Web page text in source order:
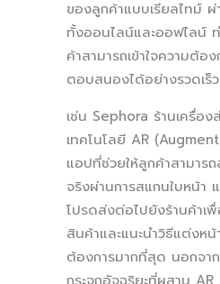
ของลูกค้าแบบเรียลไทม์
ทั้งออนไลน์และออฟไลน์
ค้าสามารถเข้าใจความต้อ
ตอบสนองได้อย่างรวดเร็
เช่น Sephora ร้านเครื่อง
เทคโนโลยี AR
แอปที่ช่วยให้ลูกค้าสามาร
จริงผ่านการสแกนใบหน้า
โปรดส่งต่อไปยังร้านค้าเ
สินค้าและแนะนำวิธีแต่งห
ต้องการมากที่สุด นอกจา